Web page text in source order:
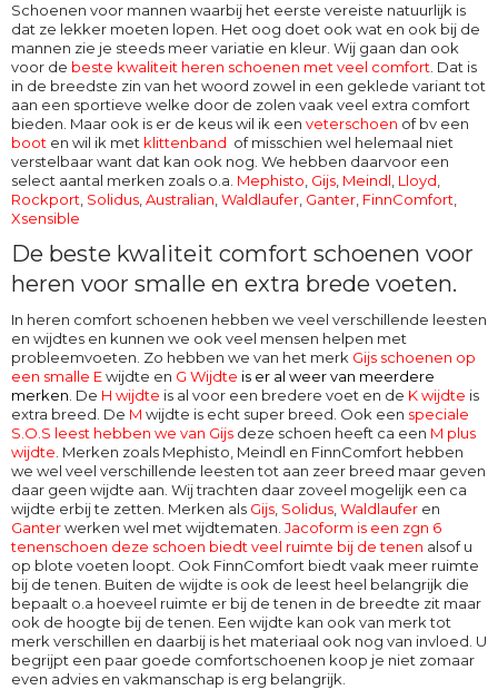
Schoenen voor mannen waarbij het eerste vereiste natuurlijk is
dat ze lekker moeten lopen. Het oog doet ook wat en ook bij de
mannen zie je steeds meer variatie en kleur. Wij gaan dan ook
voor de beste kwaliteit heren schoenen met veel comfort. Dat is
in de breedste zin van het woord zowel in een geklede variant tot
aan een sportieve welke door de zolen vaak veel extra comfort
bieden. Maar ook is er de keus wil ik een veterschoen of bv een
boot en wil ik met klittenband of misschien wel helemaal niet
verstelbaar want dat kan ook nog. We hebben daarvoor een
select aantal merken zoals o.a. Mephisto, Gijs, Meindl, Lloyd,
Rockport, Solidus,Australian,Waldlaufer, Ganter, FinnComfort,
Xsensible
De beste kwaliteit comfort schoenen voor
heren voor smalle en extra brede voeten.
In heren comfort schoenen hebben we veel verschillende leesten
en wijdtes en kunnen we ook veel mensen helpen met
probleemvoeten. Zo hebben we van het merk Gijs schoenen op
een smalle Ewijdte en G Wijdte is er al weer van meerdere
merken. De H wijdte is al voor een bredere voet en de K wijdte is
extra breed. De M wijdte is echt super breed. Ook een speciale
S.O.S leest hebben we van Gijs deze schoen heeft ca een M plus
wijdte. Merken zoals Mephisto, Meindl en FinnComfort hebben
we wel veel verschillende leesten tot aan zeer breed maar geven
daar geen wijdte aan. Wij trachten daar zoveel mogelijk een ca
wijdte erbij te zetten. Merken als Gijs, Solidus,Waldlaufer en
Ganterwerken wel met wijdtematen. Jacoform is een zgn 6
tenenschoen deze schoen biedt veel ruimte bij de tenen alsof u
op blote voeten loopt. Ook FinnComfort biedt vaak meer ruimte
bij de tenen. Buiten de wijdte is ook de leest heel belangrijk die
bepaalt o.a hoeveel ruimte er bij de tenen in de breedte zit maar
ook de hoogte bij de tenen. Een wijdte kan ook van merk tot
merk verschillen en daarbij is het materiaal ook nog van invloed. U
begrijpt een paar goede comfortschoenen koop je niet zomaar
even advies en vakmanschap is erg belangrijk.